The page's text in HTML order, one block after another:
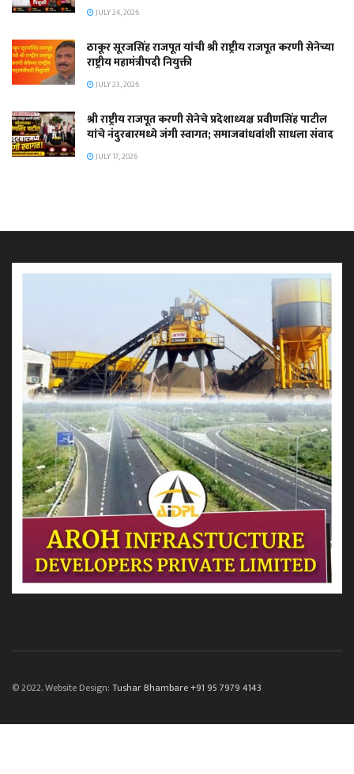
JULY 24, 2026
ठाकूर सूरजसिंह राजपूत यांची श्री राष्ट्रीय राजपूत करणी सेनेच्या
राष्ट्रीय महामंत्रीपदी नियुक्ती
JULY 23, 2026
श्री राष्ट्रीय राजपूत करणी सेनेचे प्रदेशाध्यक्ष प्रवीणसिंह पाटील
यांचे नंदुरबारमध्ये जंगी स्वागत; समाजबांधवांशी साधला संवाद
JULY 17, 2026
© 2022. Website Design: Tushar Bhambare +91 95 7979 4143